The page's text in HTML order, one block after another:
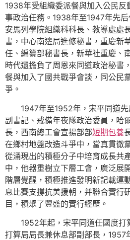
1938年受組織委派餐與加入公民
事政治任務。1938年至1947年先
安馬列學院組織科科長、教導處處
書，中心南邊局進修秘書，重慶新
任、編纂部秘書長，新華社重慶、
時代還擔負了周恩來同道政治秘書
餐與加入了國共戰爭會談，同公民
爭。
1947年至1952年，宋平同道
副書記、戒備年夜隊政治委員，哈
長，西南總工會宣揚部部短期包養
在鄉村地盤改造斗爭中，當真貫徹
從涌現出的積極分子中培育成長共
中，他器重樹立下層工會，廣泛展
階層覺醒，積極推進發明新記載運
息比賽支撐抗美援朝，并聯合實行
目，積聚了豐盛的實行經歷。
1952年起，宋平同道任國度打
打算局局長兼休息部副部長，1957